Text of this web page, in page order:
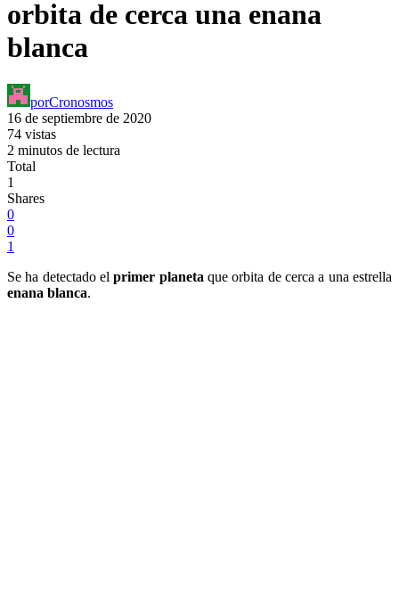
orbita de cerca una enana
blanca
porCronosmos
16 de septiembre de 2020
74 vistas
2 minutos de lectura
Total
1
Shares
0
0
1
Se ha detectado elprimer planeta que orbita de cerca a una estrella
enana blanca.